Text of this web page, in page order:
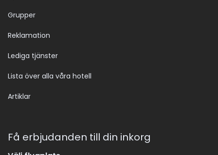
Grupper
Reklamation
Lediga tjänster
Lista över alla våra hotell
Artiklar
Få erbjudanden till din inkorg